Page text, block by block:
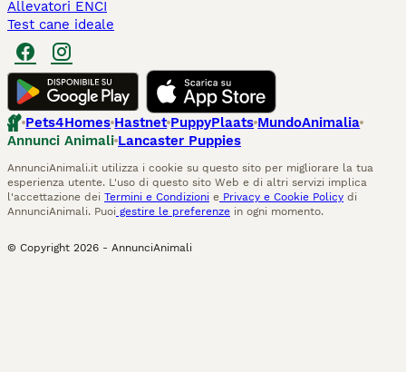
Allevatori ENCI
Test cane ideale
Pets4Homes Hastnet PuppyPlaats MundoAnimalia
Annunci Animali Lancaster Puppies
AnnunciAnimali.it utilizza i cookie su questo sito per migliorare la tua
esperienza utente. L'uso di questo sito Web e di altri servizi implica
l'accettazione dei Termini e Condizioni e Privacy e Cookie Policy di
AnnunciAnimali. Puoi gestire le preferenze in ogni momento.
© Copyright 2026 - AnnunciAnimali